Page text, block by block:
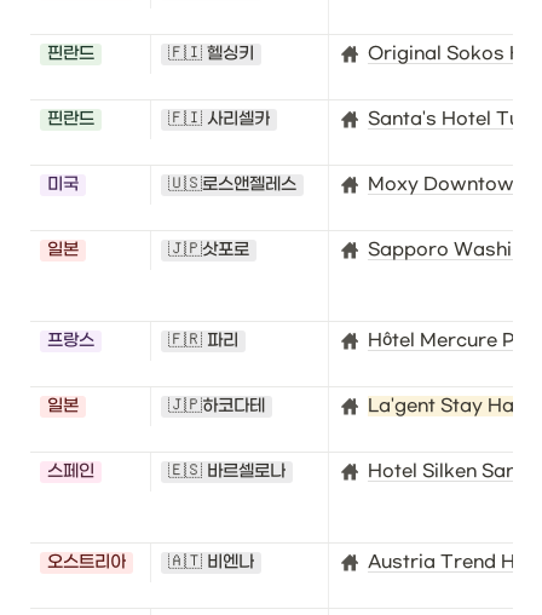
핀란드 🇫🇮 헬싱키 Original Sokos
핀란드 🇫🇮 사리셀카 Santa's Hotel
미국 🇺🇸로스앤젤레스 Moxy Downtown
일본 🇯🇵삿포로 Sapporo
프랑스 🇫🇷 파리 Hôtel Mercure
일본 🇯🇵하코다테 La'gent Stay
스페인 🇪🇸 바르셀로나 Hotel Silken Sant
오스트리아 🇦🇹 비엔나 Austria Trend